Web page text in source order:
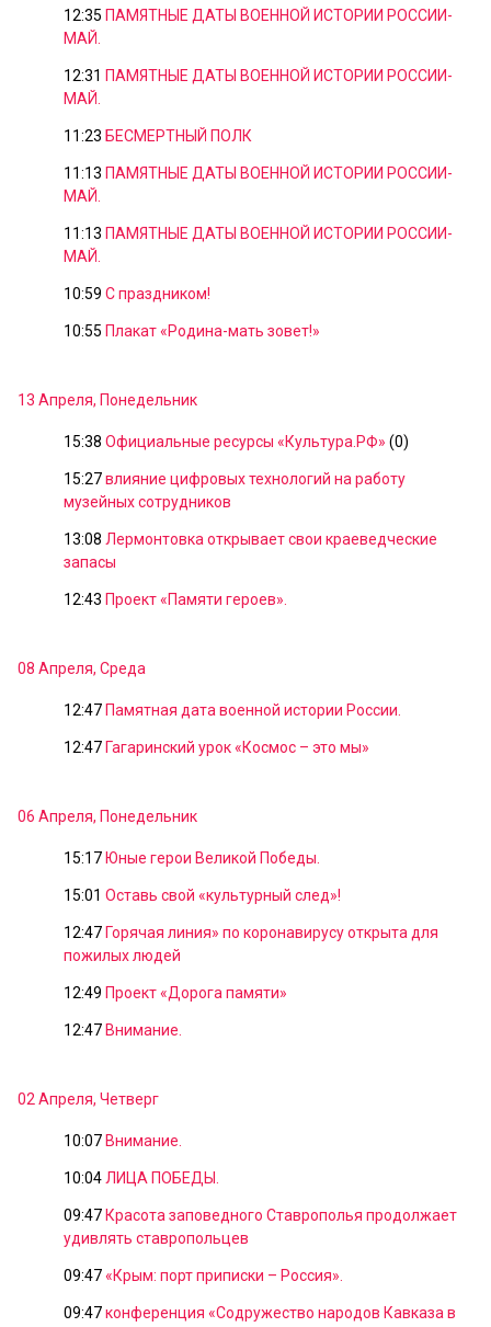
12:35 ПАМЯТНЫЕ ДАТЫ ВОЕННОЙ ИСТОРИИ РОССИИ-
МАЙ.
12:31 ПАМЯТНЫЕ ДАТЫ ВОЕННОЙ ИСТОРИИ РОССИИ-
МАЙ.
11:23 БЕСМЕРТНЫЙ ПОЛК
11:13 ПАМЯТНЫЕ ДАТЫ ВОЕННОЙ ИСТОРИИ РОССИИ-
МАЙ.
11:13 ПАМЯТНЫЕ ДАТЫ ВОЕННОЙ ИСТОРИИ РОССИИ-
МАЙ.
10:59 С праздником!
10:55 Плакат «Родина-мать зовет!»
13 Апреля, Понедельник
15:38 Официальные ресурсы «Культура.РФ» (0)
15:27влияние цифровых технологий на работу
музейных сотрудников
13:08 Лермонтовка открывает свои краеведческие
запасы
12:43 Проект «Памяти героев».
08 Апреля, Среда
12:47 Памятная дата военной истории России.
12:47 Гагаринский урок «Космос – это мы»
06 Апреля, Понедельник
15:17 Юные герои Великой Победы.
15:01 Оставь свой «культурный след»!
12:47 Горячая линия» по коронавирусу открыта для
пожилых людей
12:49 Проект «Дорога памяти»
12:47 Внимание.
02 Апреля, Четверг
10:07 Внимание.
10:04 ЛИЦА ПОБЕДЫ.
09:47 Красота заповедного Ставрополья продолжает
удивлять ставропольцев
09:47«Крым: порт приписки – Россия».
09:47конференция «Содружество народов Кавказа в